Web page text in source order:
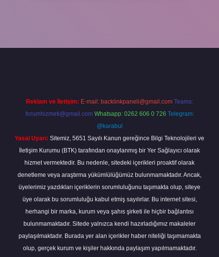
Reklam ve İletişim: E-mail: backlinkpaneli@gmail.com Teams:
forumhizmeti@gmail.com Whatsapp: 0262 606 0 726 Telegram:
@karabul
Yasal Uyarı: Sitemiz, 5651 Sayılı Kanun gereğince Bilgi Teknolojileri ve
İletişim Kurumu (BTK) tarafından onaylanmış bir Yer Sağlayıcı olarak
hizmet vermektedir. Bu nedenle, sitedeki içerikleri proaktif olarak
denetleme veya araştırma yükümlülüğümüz bulunmamaktadır. Ancak,
üyelerimiz yazdıkları içeriklerin sorumluluğunu taşımakta olup, siteye
üye olarak bu sorumluluğu kabul etmiş sayılırlar. Bu internet sitesi,
herhangi bir marka, kurum veya şahıs şirketi ile hiçbir bağlantısı
bulunmamaktadır. Sitede yalnızca kendi hazırladığımız makaleler
paylaşılmaktadır. Burada yer alan içerikler haber niteliği taşımamakta
olup, gerçek kurum ve kişiler hakkında paylaşım yapılmamaktadır.